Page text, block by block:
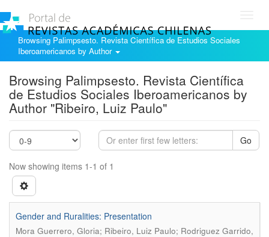
Browsing Palimpsesto. Revista Científica de Estudios Sociales
Iberoamericanos by Author
Browsing Palimpsesto. Revista Científica
de Estudios Sociales Iberoamericanos by
Author "Ribeiro, Luiz Paulo"
Go
Now showing items 1-1 of 1
Gender and Ruralities: Presentation
Mora Guerrero, Gloria; Ribeiro, Luiz Paulo; Rodriguez Garrido,